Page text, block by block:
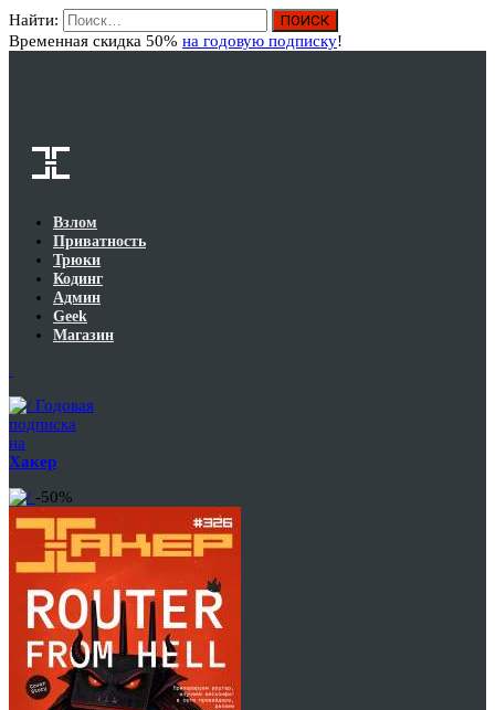
Найти:
Временная скидка 50% на годовую подписку!
Взлом
Приватность
Трюки
Кодинг
Админ
Geek
Магазин
Годовая
подписка
на
Хакер
-50%